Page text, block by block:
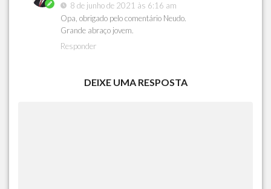
8 de junho de 2021 às 6:16 am
Opa, obrigado pelo comentário Neudo.
Grande abraço jovem.
Responder
DEIXE UMA RESPOSTA